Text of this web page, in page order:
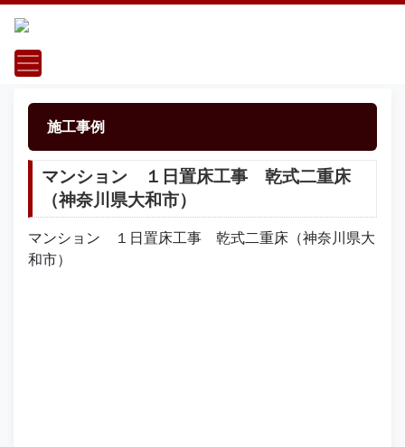
施工事例
マンション １日置床工事 乾式二重床
（神奈川県大和市）
マンション １日置床工事 乾式二重床（神奈川県大
和市）